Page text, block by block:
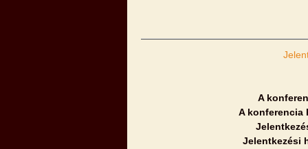
A
A konferencia
Jelentkezési